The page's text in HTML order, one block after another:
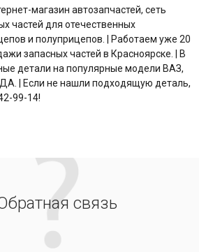
магазин автозапчастей, сеть
частей для отечественных
и полуприцепов. | Работаем уже 20
запасных частей в Красноярске. | В
детали на популярные модели ВАЗ,
| Если не нашли подходящую деталь,
99-14!
связь